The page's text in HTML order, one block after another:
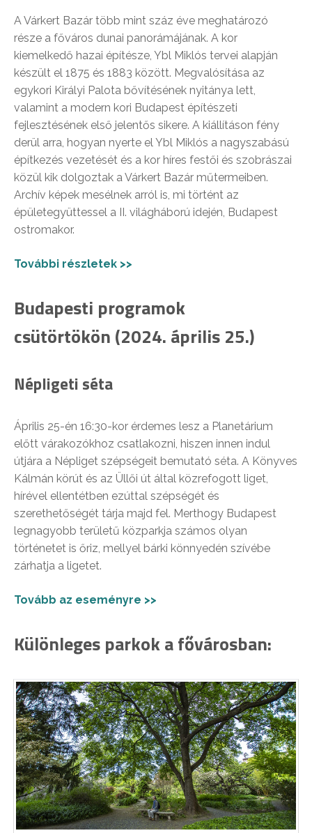
A Várkert Bazár több mint száz éve meghatározó
része a főváros dunai panorámájának. A kor
kiemelkedő hazai építésze, Ybl Miklós tervei alapján
készült el 1875 és 1883 között. Megvalósítása az
egykori Királyi Palota bővítésének nyitánya lett,
valamint a modern kori Budapest építészeti
fejlesztésének első jelentős sikere. A kiállításon fény
derül arra, hogyan nyerte el Ybl Miklós a nagyszabású
építkezés vezetését és a kor híres festői és szobrászai
közül kik dolgoztak a Várkert Bazár műtermeiben.
Archív képek mesélnek arról is, mi történt az
épületegyüttessel a II. világháború idején, Budapest
ostromakor.
További részletek >>
Budapesti programok
csütörtökön (2024. április 25.)
Népligeti séta
Április 25-én 16:30-kor érdemes lesz a Planetárium
előtt várakozókhoz csatlakozni, hiszen innen indul
útjára a Népliget szépségeit bemutató séta. A Könyves
Kálmán körút és az Üllői út által közrefogott liget,
hírével ellentétben ezúttal szépségét és
szerethetőségét tárja majd fel. Merthogy Budapest
legnagyobb területű közparkja számos olyan
történetet is őriz, mellyel bárki könnyedén szívébe
zárhatja a ligetet.
Tovább az eseményre >>
Különleges parkok a fővárosban: